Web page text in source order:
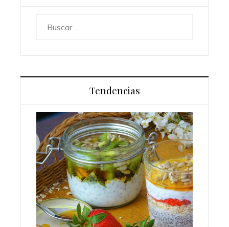
Tendencias
Los 10 animales con sentidos
que superan la percepción